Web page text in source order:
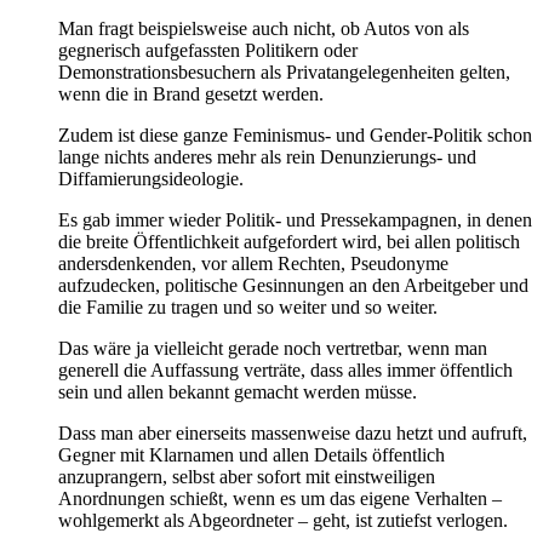
Man fragt beispielsweise auch nicht, ob Autos von als
gegnerisch aufgefassten Politikern oder
Demonstrationsbesuchern als Privatangelegenheiten gelten,
wenn die in Brand gesetzt werden.
Zudem ist diese ganze Feminismus- und Gender-Politik schon
lange nichts anderes mehr als rein Denunzierungs- und
Diffamierungsideologie.
Es gab immer wieder Politik- und Pressekampagnen, in denen
die breite Öffentlichkeit aufgefordert wird, bei allen politisch
andersdenkenden, vor allem Rechten, Pseudonyme
aufzudecken, politische Gesinnungen an den Arbeitgeber und
die Familie zu tragen und so weiter und so weiter.
Das wäre ja vielleicht gerade noch vertretbar, wenn man
generell die Auffassung verträte, dass alles immer öffentlich
sein und allen bekannt gemacht werden müsse.
Dass man aber einerseits massenweise dazu hetzt und aufruft,
Gegner mit Klarnamen und allen Details öffentlich
anzuprangern, selbst aber sofort mit einstweiligen
Anordnungen schießt, wenn es um das eigene Verhalten –
wohlgemerkt als Abgeordneter – geht, ist zutiefst verlogen.